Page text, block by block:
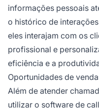
informações pessoais
o histórico de
eles interajam com os
profissional e
eficiência e a
Oportunidades de
Além de atender
utilizar o software de